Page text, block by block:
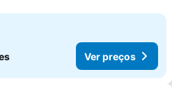
Ver preços